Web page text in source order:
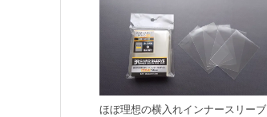
ほぼ理想の横入れインナースリーブ